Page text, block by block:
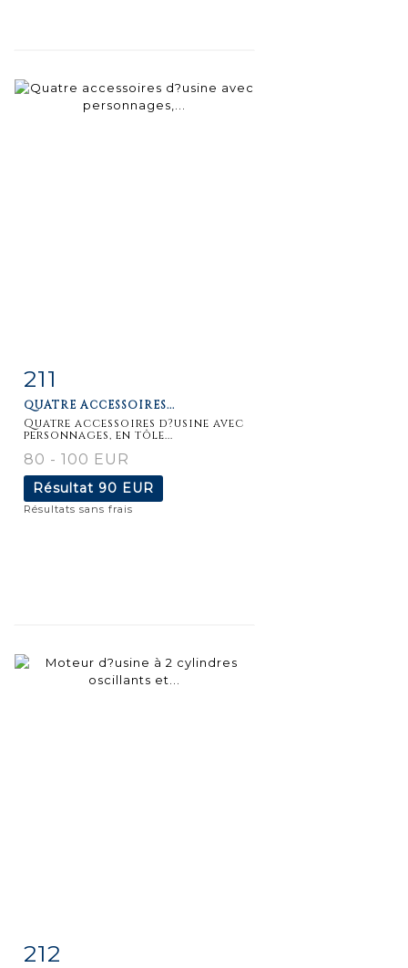
211
QUATRE ACCESSOIRES...
Quatre accessoires d?usine avec
personnages, en tôle...
80 - 100 EUR
Résultat 90 EUR
Résultats sans frais
212